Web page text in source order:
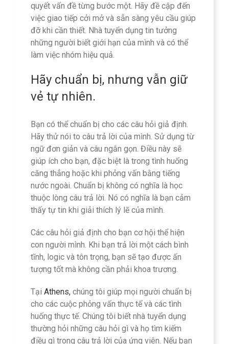
quyết vấn đề từng bước một. Hãy đề cập đến
việc giao tiếp cởi mở và sẵn sàng yêu cầu giúp
đỡ khi cần thiết. Nhà tuyển dụng tin tưởng
những người biết giới hạn của mình và có thể
làm việc nhóm hiệu quả.
Hãy chuẩn bị, nhưng vẫn giữ
vẻ tự nhiên.
Bạn có thể chuẩn bị cho các câu hỏi giả định.
Hãy thử nói to câu trả lời của mình. Sử dụng từ
ngữ đơn giản và câu ngắn gọn. Điều này sẽ
giúp ích cho bạn, đặc biệt là trong tình huống
căng thẳng hoặc khi phỏng vấn bằng tiếng
nước ngoài. Chuẩn bị không có nghĩa là học
thuộc lòng câu trả lời. Nó có nghĩa là bạn cảm
thấy tự tin khi giải thích lý lẽ của mình.
Các câu hỏi giả định cho bạn cơ hội thể hiện
con người mình. Khi bạn trả lời một cách bình
tĩnh, logic và tôn trọng, bạn sẽ tạo được ấn
tượng tốt mà không cần phải khoa trương.
Tại Athens, chúng tôi giúp mọi người chuẩn bị
cho các cuộc phỏng vấn thực tế và các tình
huống thực tế. Chúng tôi biết nhà tuyển dụng
thường hỏi những câu hỏi gì và họ tìm kiếm
điều gì trong câu trả lời của ứng viên. Nếu bạn